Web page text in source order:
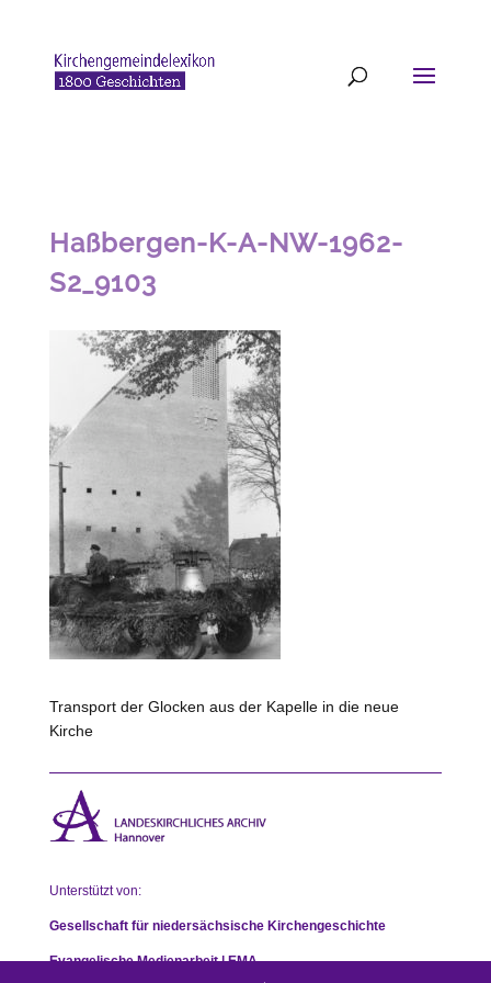
Haßbergen-K-A-NW-1962-
S2_9103
Transport der Glocken aus der Kapelle in die neue
Kirche
Unterstützt von:
Gesellschaft für niedersächsische Kirchengeschichte
Evangelische Medienarbeit | EMA